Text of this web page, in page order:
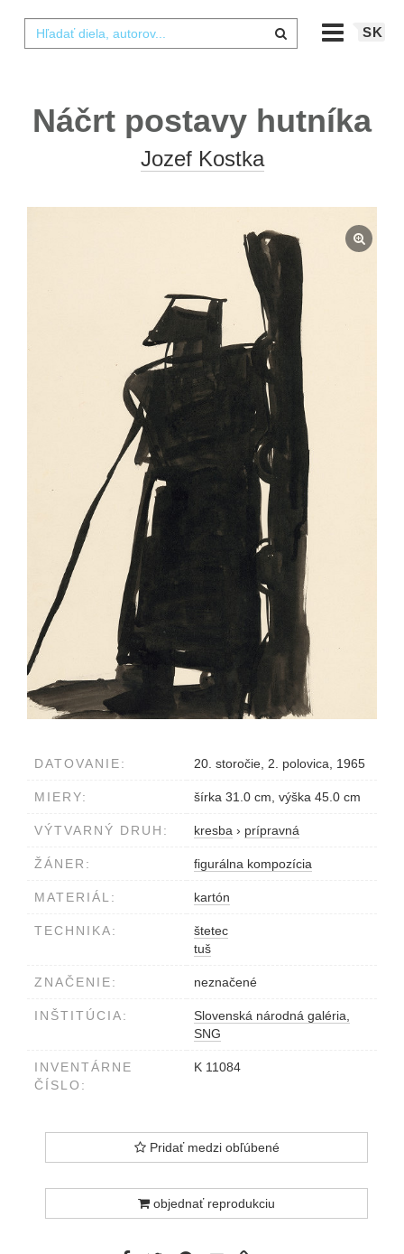
SK
Náčrt postavy hutníka
Jozef Kostka
DATOVANIE: 20. storočie, 2. polovica, 1965
MIERY: šírka 31.0 cm, výška 45.0 cm
VÝTVARNÝ DRUH: kresba › prípravná
ŽÁNER: figurálna kompozícia
MATERIÁL: kartón
TECHNIKA:
štetec
tuš
ZNAČENIE: neznačené
INŠTITÚCIA:
Slovenská národná galéria,
SNG
INVENTÁRNE
ČÍSLO:
K 11084
Pridať medzi obľúbené
objednať reprodukciu